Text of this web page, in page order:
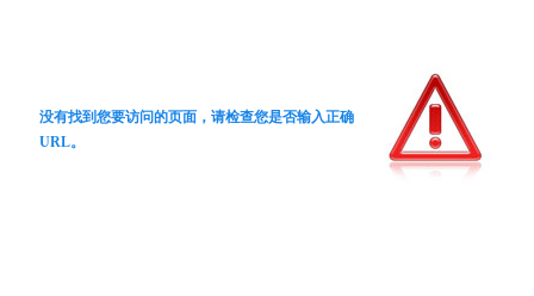
没有找到您要访问的页面，请检查您是否输入正确
URL。